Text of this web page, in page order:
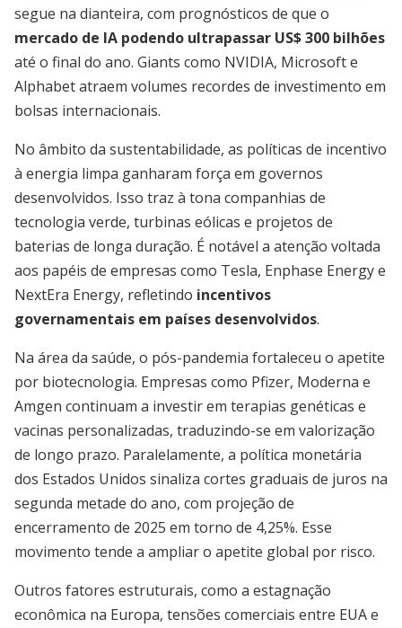
segue na dianteira, com prognósticos de que o
mercado de IA podendo ultrapassar US$ 300 bilhões
até o final do ano. Giants como NVIDIA, Microsoft e
Alphabet atraem volumes recordes de investimento em
bolsas internacionais.
No âmbito da sustentabilidade, as políticas de incentivo
à energia limpa ganharam força em governos
desenvolvidos. Isso traz à tona companhias de
tecnologia verde, turbinas eólicas e projetos de
baterias de longa duração. É notável a atenção voltada
aos papéis de empresas como Tesla, Enphase Energy e
NextEra Energy, refletindo incentivos
governamentais em países desenvolvidos.
Na área da saúde, o pós-pandemia fortaleceu o apetite
por biotecnologia. Empresas como Pfizer, Moderna e
Amgen continuam a investir em terapias genéticas e
vacinas personalizadas, traduzindo-se em valorização
de longo prazo. Paralelamente, a política monetária
dos Estados Unidos sinaliza cortes graduais de juros na
segunda metade do ano, com projeção de
encerramento de 2025 em torno de 4,25%. Esse
movimento tende a ampliar o apetite global por risco.
Outros fatores estruturais, como a estagnação
econômica na Europa, tensões comerciais entre EUA e